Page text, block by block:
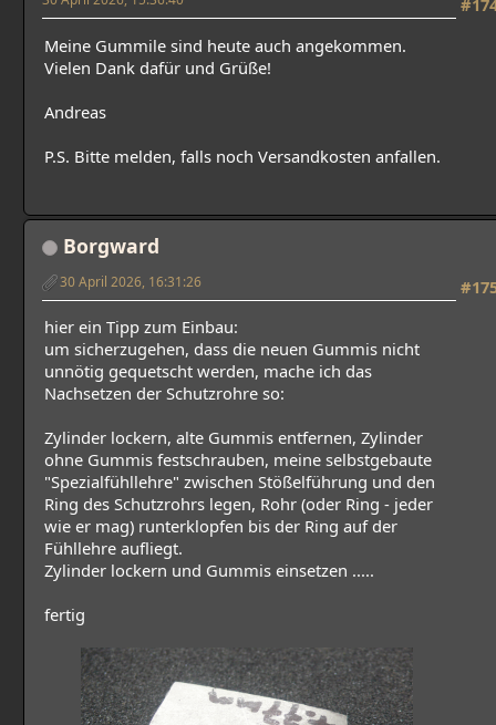
Meine Gummile sind heute auch angekommen.
Vielen Dank dafür und Grüße!
Andreas
P.S. Bitte melden, falls noch Versandkosten anfallen.
Borgward
30 April 2026, 16:31:26
hier ein Tipp zum Einbau:
um sicherzugehen, dass die neuen Gummis nicht
unnötig gequetscht werden, mache ich das
Nachsetzen der Schutzrohre so:
Zylinder lockern, alte Gummis entfernen, Zylinder
ohne Gummis festschrauben, meine selbstgebaute
"Spezialfühllehre" zwischen Stößelführung und den
Ring des Schutzrohrs legen, Rohr (oder Ring - jeder
wie er mag) runterklopfen bis der Ring auf der
Fühllehre aufliegt.
Zylinder lockern und Gummis einsetzen .....
fertig